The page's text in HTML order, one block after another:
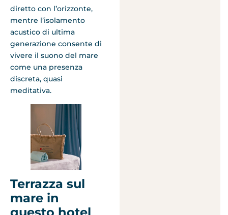
diretto con l’orizzonte,
mentre l’isolamento
acustico di ultima
generazione consente di
vivere il suono del mare
come una presenza
discreta, quasi
meditativa.
Terrazza sul
mare in